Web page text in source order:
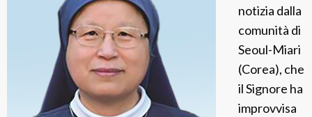
notizia dalla
comunità di
Seoul-Miari
(Corea), che
il Signore ha
improvvisa